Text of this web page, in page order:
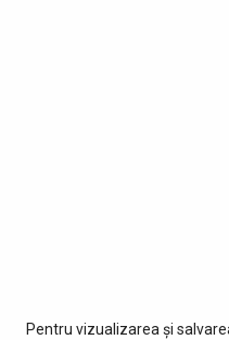
Pentru vizualizarea și